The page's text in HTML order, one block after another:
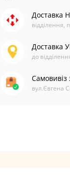
Доставка
відділення,
Доставка
до
Самовивіз
вул.Євгена